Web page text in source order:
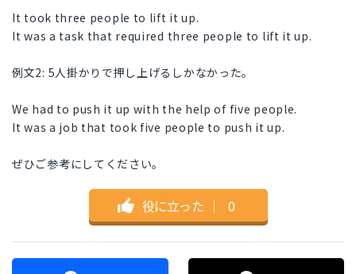
It took three people to lift it up.
It was a task that required three people to lift it up.
例文2: 5人掛かりで押し上げるしかなかった。
We had to push it up with the help of five people.
It was a job that took five people to push it up.
ぜひご参考にしてください。
役に立った ｜ 0